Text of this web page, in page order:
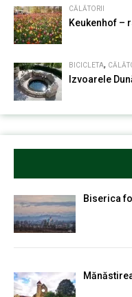
CĂLĂTORII
Keukenhof –
BICICLETA,
Izvoarele
Biserica